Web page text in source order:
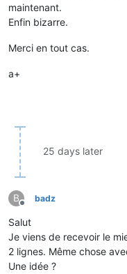
maintenant.
Enfin bizarre.
Merci en tout cas.
a+
25 days later
B
Offline
badz
Salut
Je viens de recevoir le
2 lignes. Même chose
Une idée ?